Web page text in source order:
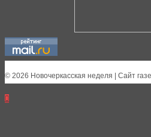
© 2026 Новочеркасская неделя | Сайт